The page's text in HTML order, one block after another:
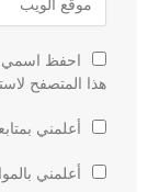
احفظ اسمي،
هذا المتصفح
أعلمني
أعلمني